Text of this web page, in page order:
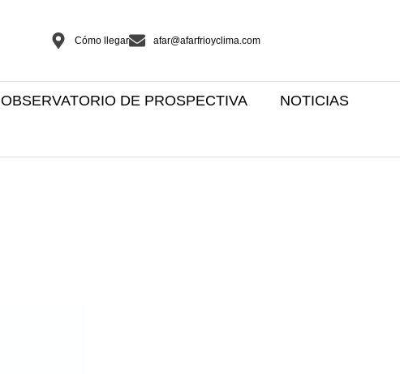
Cómo llegar afar@afarfrioyclima.com
OBSERVATORIO DE PROSPECTIVA NOTICIAS